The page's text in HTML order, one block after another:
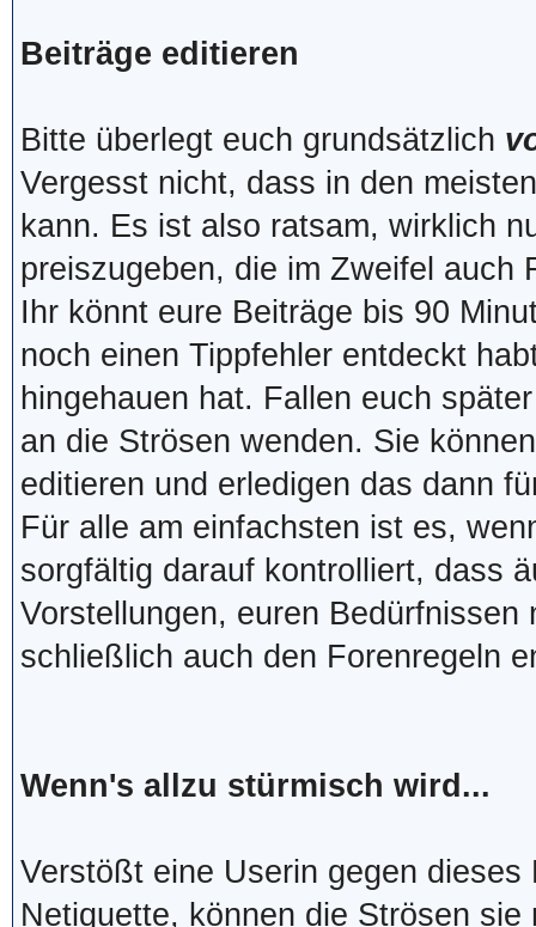
Beiträge editieren
Bitte überlegt euch grundsätzlich
Vergesst nicht, dass in den
kann. Es ist also ratsam, wirklich
preiszugeben, die im Zweifel auch
Ihr könnt eure Beiträge bis 90
noch einen Tippfehler entdeckt
hingehauen hat. Fallen euch
an die Strösen wenden. Sie
editieren und erledigen das dann
Für alle am einfachsten ist es,
sorgfältig darauf kontrolliert, dass
Vorstellungen, euren
schließlich auch den Forenregeln
Wenn's allzu stürmisch wird...
Verstößt eine Userin gegen
Netiquette, können die Strösen